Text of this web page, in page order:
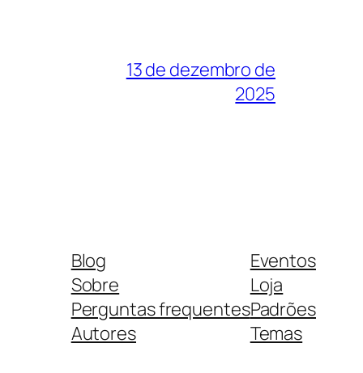
13 de dezembro de
2025
Blog
Sobre
Perguntas frequentes
Autores
Eventos
Loja
Padrões
Temas